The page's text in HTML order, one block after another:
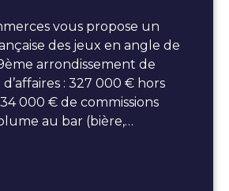
vous propose un
des jeux en angle de
arrondissement de
d’affaires : 327 000 € hors
000 € de commissions
au bar (bière,…